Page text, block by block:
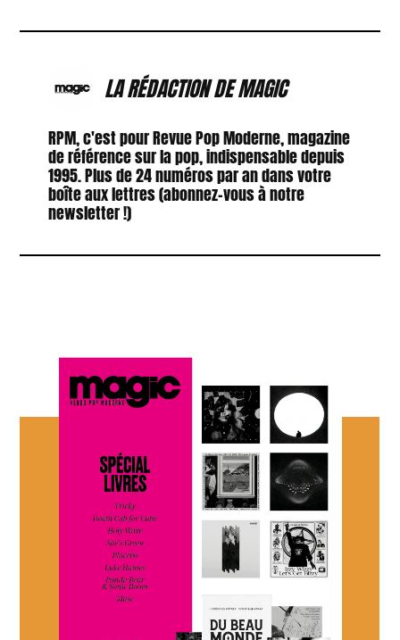
LA RÉDACTION DE MAGIC
RPM, c'est pour Revue Pop Moderne, magazine
de référence sur la pop, indispensable depuis
1995. Plus de 24 numéros par an dans votre
boîte aux lettres (abonnez-vous à notre
newsletter !)